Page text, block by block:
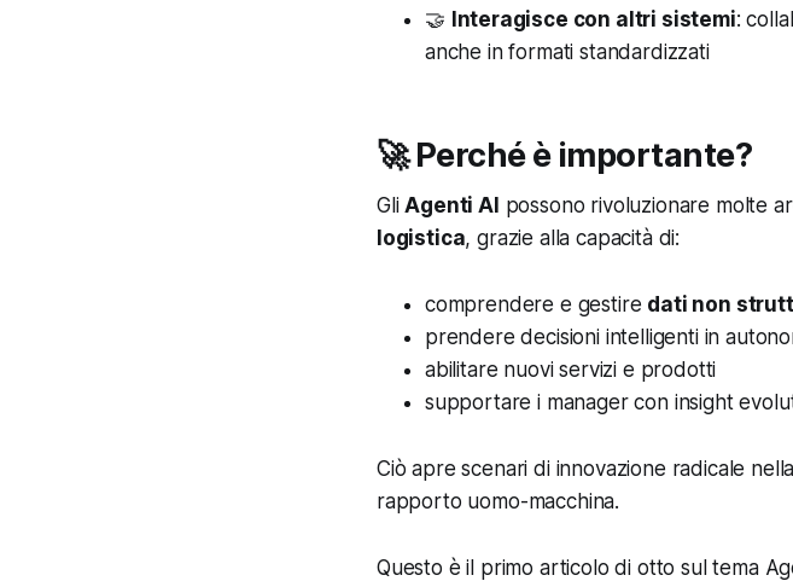
🤝 Interagisce con altri sistemi:
anche in formati standardizzati
🚀 Perché è importante?
GliAgenti AI possono rivoluzionare molte
logistica, grazie alla capacità di:
comprendere e gestire dati non
prendere decisioni intelligenti in
abilitare nuovi servizi e prodotti
supportare i manager con insight
Ciò apre scenari di innovazione radicale
rapporto uomo-macchina.
Questo è il primo articolo di otto sul tema